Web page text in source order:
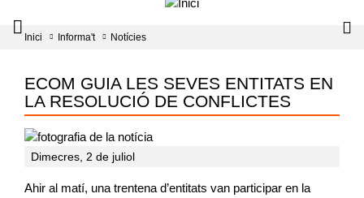
Mobile
menu
Inici Informa't Notícies
ECOM GUIA LES SEVES ENTITATS EN
LA RESOLUCIÓ DE CONFLICTES
Dimecres, 2 de juliol
Ahir al matí, una trentena d’entitats van participar en la